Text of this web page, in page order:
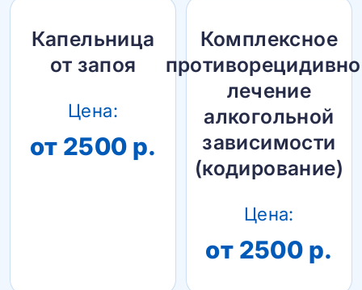
Капельница
от запоя
Цена:
от 2500 р.
Комплексное
лечение
алкогольной
зависимости
(кодирование)
Цена:
от 2500 р.